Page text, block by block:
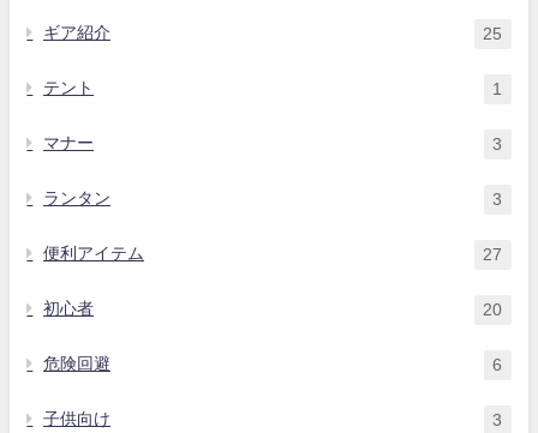
ギア紹介 25
テント 1
マナー 3
ランタン 3
便利アイテム 27
初心者 20
危険回避 6
子供向け 3